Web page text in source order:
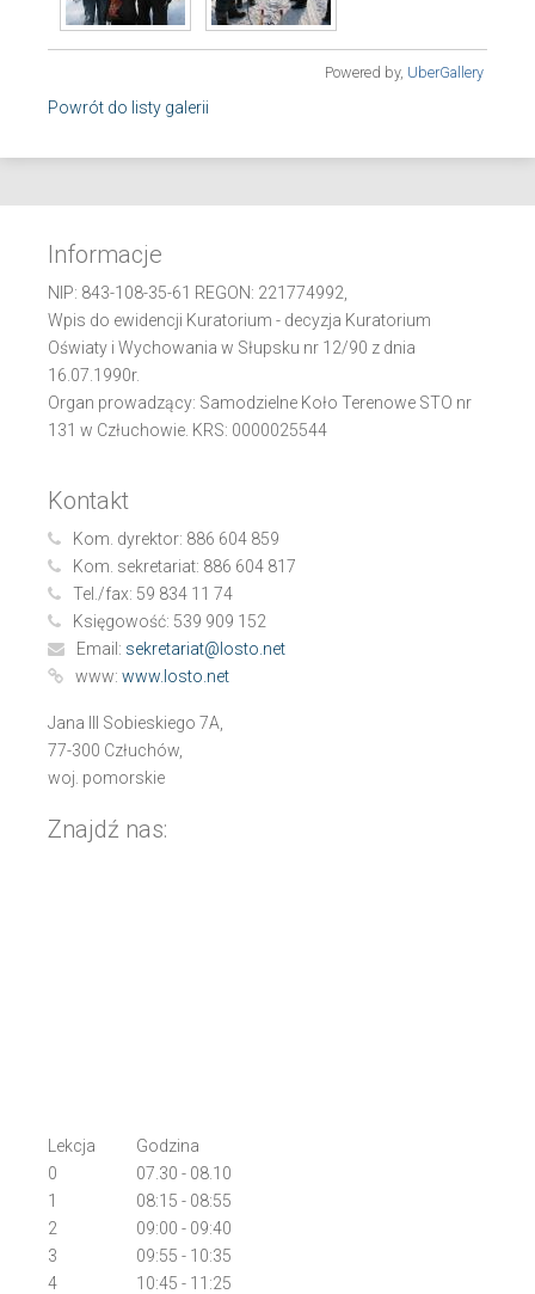
Powered by, UberGallery
Powrót do listy galerii
Informacje
NIP: 843-108-35-61 REGON: 221774992,
Wpis do ewidencji Kuratorium - decyzja Kuratorium
Oświaty i Wychowania w Słupsku nr 12/90 z dnia
16.07.1990r.
Organ prowadzący: Samodzielne Koło Terenowe STO nr
131 w Człuchowie. KRS: 0000025544
Kontakt
Kom. dyrektor: 886 604 859
Kom. sekretariat: 886 604 817
Tel./fax: 59 834 11 74
Księgowość: 539 909 152
Email: sekretariat@losto.net
www: www.losto.net
Jana III Sobieskiego 7A,
77-300 Człuchów,
woj. pomorskie
Znajdź nas:
Lekcja
0
1
2
3
4
Godzina
07.30 - 08.10
08:15 - 08:55
09:00 - 09:40
09:55 - 10:35
10:45 - 11:25